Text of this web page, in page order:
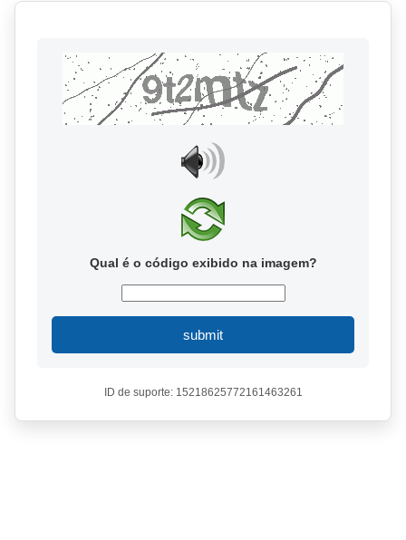
Qual é o código exibido na imagem?
submit
ID de suporte: 15218625772161463261